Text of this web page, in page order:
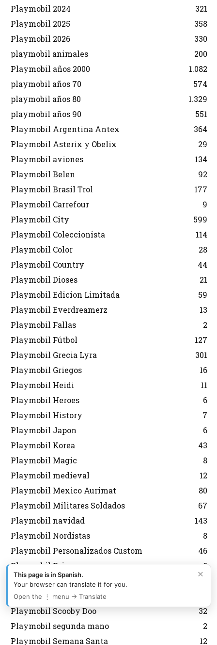
Playmobil 2024
321
Playmobil 2025
358
Playmobil 2026
330
playmobil animales
200
Playmobil años 2000
1.082
playmobil años 70
574
playmobil años 80
1.329
playmobil años 90
551
Playmobil Argentina Antex
364
Playmobil Asterix y Obelix
29
Playmobil aviones
134
Playmobil Belen
92
Playmobil Brasil Trol
177
Playmobil Carrefour
9
Playmobil City
599
Playmobil Coleccionista
114
Playmobil Color
28
Playmobil Country
44
Playmobil Dioses
21
Playmobil Edicion Limitada
59
Playmobil Everdreamerz
13
Playmobil Fallas
2
Playmobil Fútbol
127
Playmobil Grecia Lyra
301
Playmobil Griegos
16
Playmobil Heidi
11
Playmobil Heroes
6
Playmobil History
7
Playmobil Japon
6
Playmobil Korea
43
Playmobil Magic
8
Playmobil medieval
12
Playmobil Mexico Aurimat
80
Playmobil Militares Soldados
67
Playmobil navidad
143
Playmobil Nordistas
8
Playmobil Personalizados Custom
46
Playmobil Princess
8
Playmobil Promocionales
Playmobil regreso al futuro
Playmobil Scooby Doo
32
Playmobil segunda mano
2
Playmobil Semana Santa
12
×
This page is in Spanish.
Your browser can translate it for you.
Open the ⋮ menu → Translate